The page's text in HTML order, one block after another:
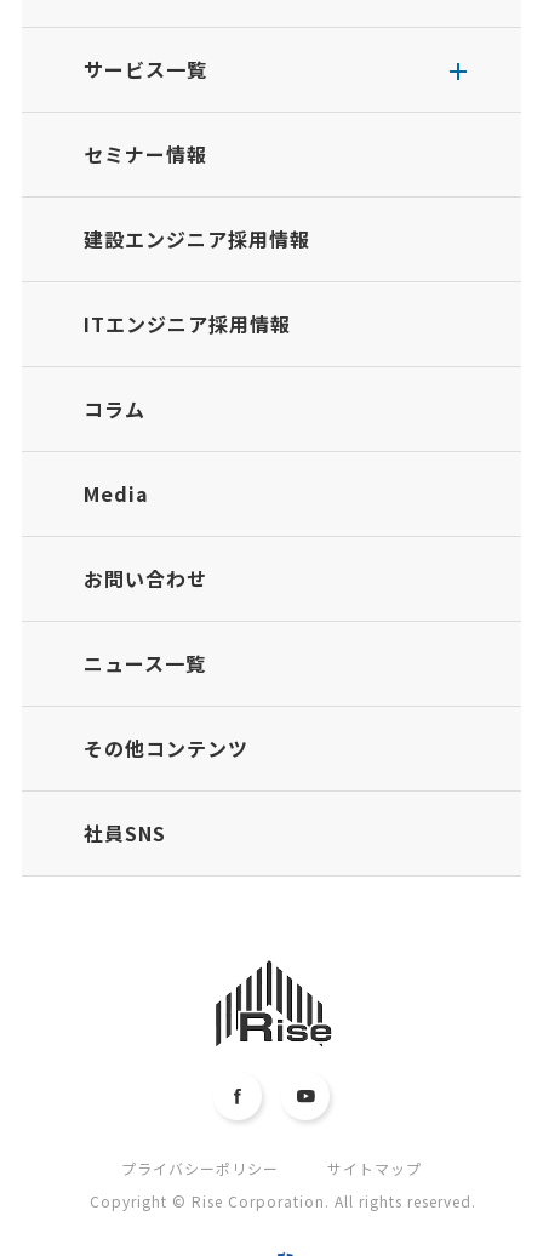
サービス一覧
セミナー情報
建設エンジニア採用情報
ITエンジニア採用情報
コラム
Media
お問い合わせ
ニュース一覧
その他コンテンツ
社員SNS
プライバシーポリシー
サイトマップ
Copyright © Rise Corporation. All rights reserved.